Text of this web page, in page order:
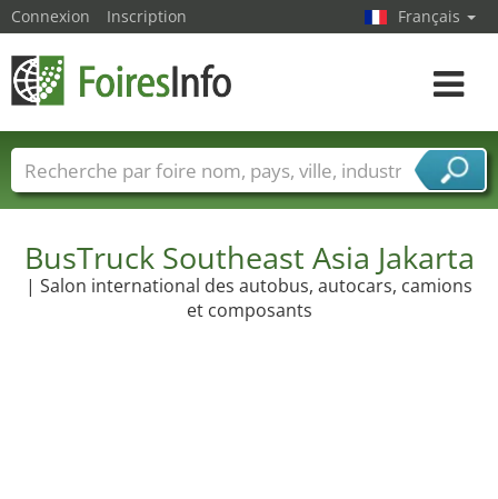
BusTruck Southeast Asia Jakarta
| Salon international des autobus, autocars, camions
et composants
Connexion Inscription Français
Toggle
Foire noms Pays Villes
Secteurs de foire